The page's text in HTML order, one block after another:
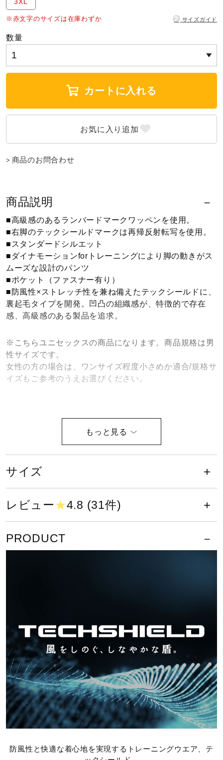
ウォーキングシューズ
ライフスタイルグッズ
インナー
アウトドア／レイン
サポーター
健康／エクササイズ
メディカル
その他
サポート
直営店一覧
※赤文字のサイズは在庫わずか ? サイズガイド
数量
カートに入れる
商品のお問合わせ
商品説明
■高級感のあるランバードマークワッペンを使用。
■右脚のテックシールドマークは再帰反射転写を使用。
■スタンダードシルエット
■ダイナモーションforトレーニングにより脚の動きがス
ムーズな設計のパンツ
■ポケット（ファスナー有り）
■防風性×ストレッチ性を兼ね備えたテックシールドに、
裏起毛タイプを開発。凹凸の組織感が、特徴的で存在
感、高級感のある製品を追求。
※こちらユニセックスの商品になります。商品規格は男
性サイズです。
女性の方の場合は、ワンサイズ程度小さめか適合/規格サ
イズもご参考のうえお選びください。
チ性を同時に実現。テックシール
撥水
塩素系及び酸素系漂白剤の使用禁止
サイズ
レビュー★4.8 (31件)
PRODUCT
防風性と快適な着心地を実現するトレーニングウエア、テ